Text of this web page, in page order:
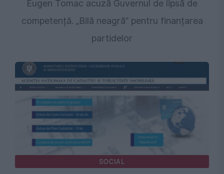
Eugen Tomac acuză Guvernul de lipsă de
competență. „Bilă neagră” pentru finanțarea
partidelor
SOCIAL